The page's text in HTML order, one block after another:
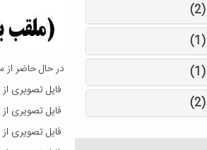
در حال حاضر از
فایل تصویری از
فایل تصویری از
فایل تصویری از